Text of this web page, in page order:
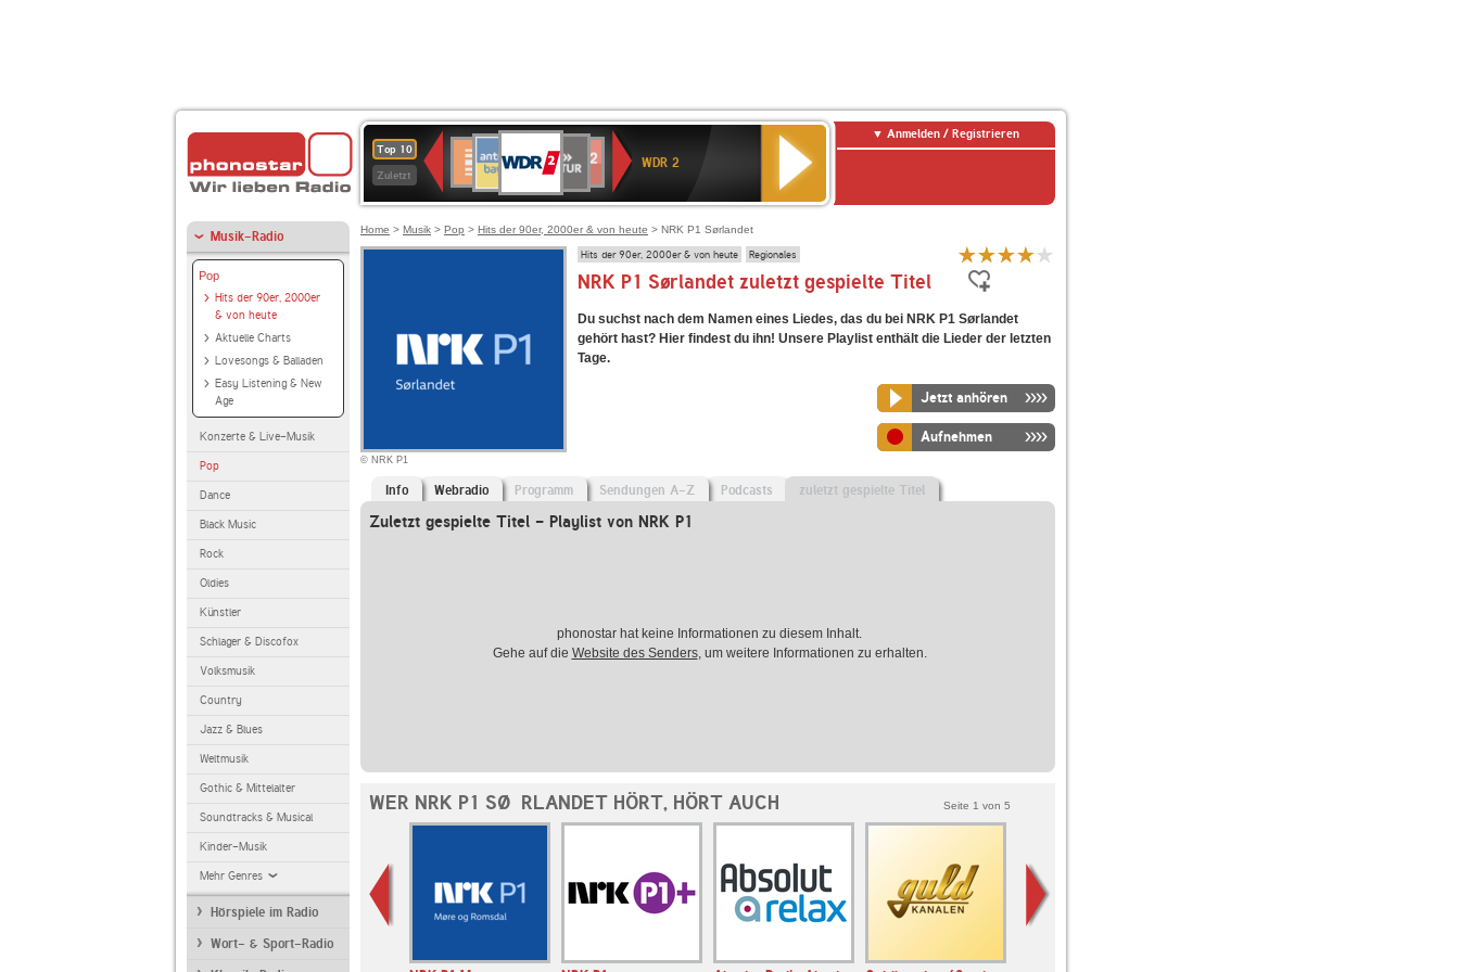
Top 10
Zuletzt
Deutschlandfunk
90er
OLDIE
ANTENNE
4
KLASSIK
Deutschlandfunk
KulturBAYERN
2
Kultur
NDR
2
WDR 2
Anmelden / Registrieren
Musik-Radio
Pop
Hits der 90er, 2000er
& von heute
Aktuelle Charts
Lovesongs & Balladen
Easy Listening & New
Age
Konzerte & Live-Musik
Pop
Dance
Black Music
Rock
Oldies
Künstler
Schlager & Discofox
Volksmusik
Country
Jazz & Blues
Weltmusik
Gothic & Mittelalter
Soundtracks & Musical
Kinder-Musik
Mehr Genres
Hörspiele im Radio
Wort- & Sport-Radio
Home > Musik > Pop > Hits der 90er, 2000er & von heute > NRK P1 Sørlandet
© NRK P1
Hits der 90er, 2000er & von heute Regionales
NRK P1 Sørlandet zuletzt gespielte Titel
Du suchst nach dem Namen eines Liedes, das du bei NRK P1 Sørlandet
gehört hast? Hier findest du ihn! Unsere Playlist enthält die Lieder der letzten
Tage.
Jetzt anhören
Aufnehmen
Info Webradio Programm Sendungen A-Z Podcasts zuletzt gespielte Titel
Zuletzt gespielte Titel - Playlist von NRK P1
phonostar hat keine Informationen zu diesem Inhalt.
Gehe auf die Website des Senders, um weitere Informationen zu erhalten.
WER NRK P1 SØRLANDET HÖRT, HÖRT AUCH Seite 1 von 5